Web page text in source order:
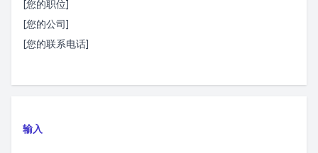
[您的职位]
[您的公司]
[您的联系电话]
输入